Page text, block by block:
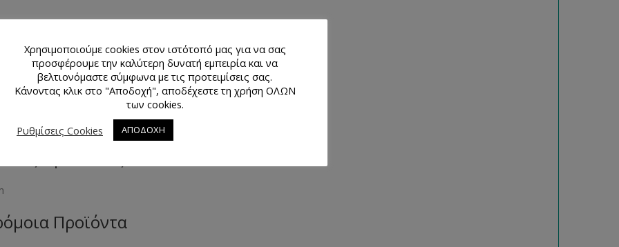
Προϊόντος
Προϊόντα
Χρησιμοποιούμε cookies στον ιστότοπό μας για να σας
προσφέρουμε την καλύτερη δυνατή εμπειρία και να
βελτιονόμαστε σύμφωνα με τις προτειμίσεις σας.
Κάνοντας κλικ στο "Αποδοχή", αποδέχεστε τη χρήση ΟΛΩΝ
των cookies.
Ρυθμίσεις Cookies
ΑΠΟΔΟΧΗ